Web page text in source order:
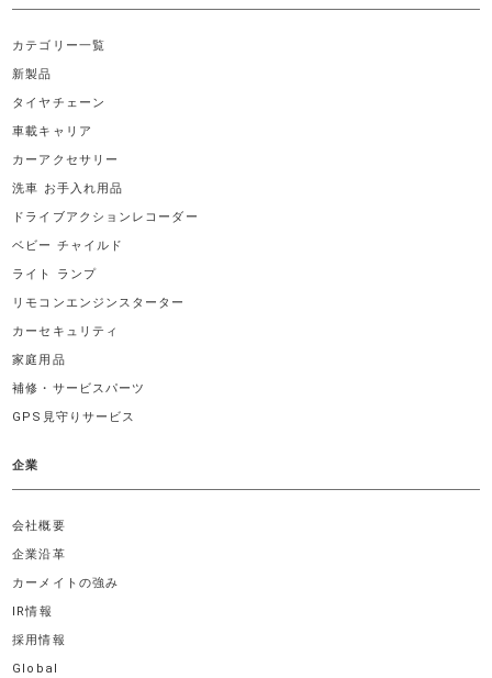
カテゴリー一覧
新製品
タイヤチェーン
車載キャリア
カーアクセサリー
洗車 お手入れ用品
ドライブアクションレコーダー
ベビー チャイルド
ライト ランプ
リモコンエンジンスターター
カーセキュリティ
家庭用品
補修・サービスパーツ
GPS見守りサービス
企業
会社概要
企業沿革
カーメイトの強み
IR情報
採用情報
Global